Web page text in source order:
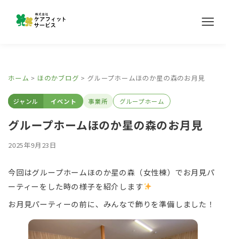
採用情報
ホーム > ほのかブログ > グループホームほのか星の森のお月見
ジャンル イベント 事業所 グループホーム
グループホームほのか星の森のお月見
2025年9月23日
今回はグループホームほのか星の森（女性棟）でお月見パ
ーティーをした時の様子を紹介します
お月見パーティーの前に、みんなで飾りを準備しました！